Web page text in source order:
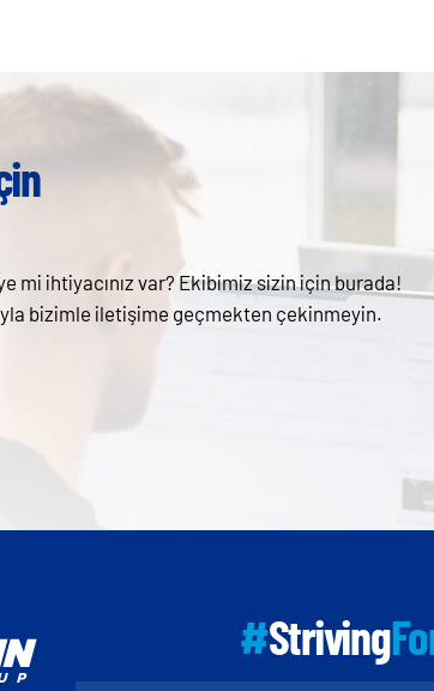
mi ihtiyacınız var? Ekibimiz sizin için burada!
bizimle iletişime geçmekten çekinmeyin.
#Striving